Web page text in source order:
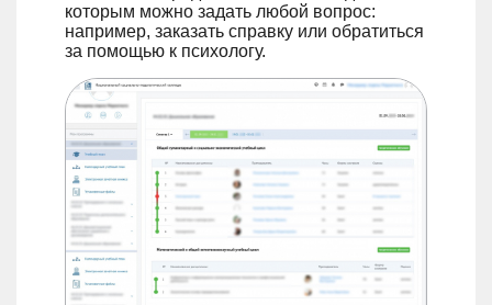
которым можно задать любой вопрос:
например, заказать справку или обратиться
за помощью к психологу.